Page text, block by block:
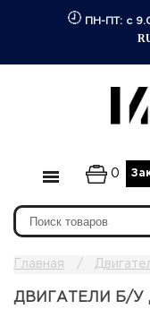
ПН-ПТ: с
0
Главная
ДВИГАТЕЛИ Б/У